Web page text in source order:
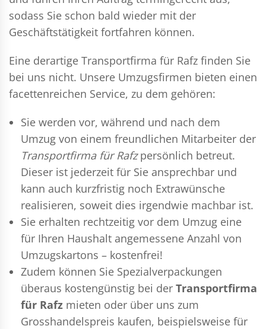
sodass Sie schon bald wieder mit der
Geschäftstätigkeit fortfahren können.
Eine derartige Transportfirma für Rafz finden Sie
bei uns nicht. Unsere Umzugsfirmen bieten einen
facettenreichen Service, zu dem gehören:
Sie werden vor, während und nach dem
Umzug von einem freundlichen Mitarbeiter der
Transportfirma für Rafzpersönlich betreut.
Dieser ist jederzeit für Sie ansprechbar und
kann auch kurzfristig noch Extrawünsche
realisieren, soweit dies irgendwie machbar ist.
Sie erhalten rechtzeitig vor dem Umzug eine
für Ihren Haushalt angemessene Anzahl von
Umzugskartons – kostenfrei!
Zudem können Sie Spezialverpackungen
überaus kostengünstig bei der Transportfirma
für Rafz mieten oder über uns zum
Grosshandelspreis kaufen, beispielsweise für